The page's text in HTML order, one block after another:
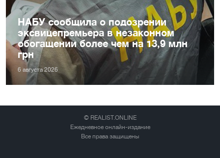
НАБУ сообщила о подозрении
эксвицепремьера в незаконном
обогащении более чем на 13,9 млн
грн
6 августа 2026
© REALIST.ONLINE
Ежедневное онлайн-издание
Все права защищены